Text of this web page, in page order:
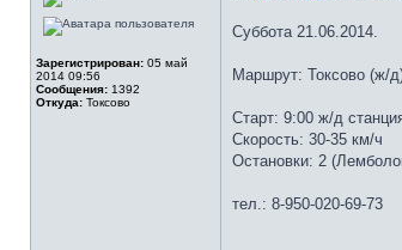
Зарегистрирован: 05 май
2014 09:56
Сообщения: 1392
Откуда: Токсово
Суббота 21.06.2014.
Маршрут: Токсово (ж/
Старт: 9:00 ж/д
Скорость: 30-35 км/ч
Остановки: 2
тел.: 8-950-020-69-73